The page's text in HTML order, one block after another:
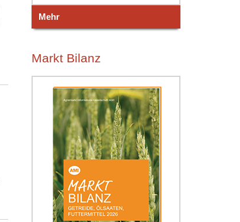
Mehr
Markt Bilanz